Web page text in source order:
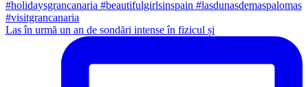
Las în urmă un an de sondări intense în fizicul și